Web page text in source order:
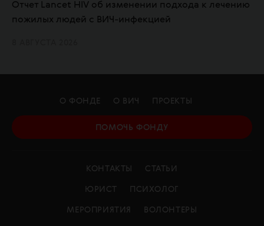
Отчет Lancet HIV об изменении подхода к лечению
пожилых людей с ВИЧ-инфекцией
О ФОНДЕ О ВИЧ ПРОЕКТЫ
ПОМОЧЬ ФОНДУ
КОНТАКТЫ СТАТЬИ
ЮРИСТ ПСИХОЛОГ
МЕРОПРИЯТИЯ ВОЛОНТЕРЫ